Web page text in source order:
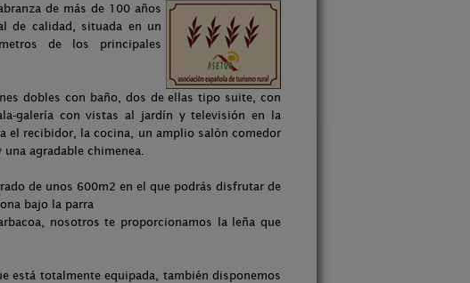
de más de 100 años
de calidad, situada en un
de los principales
dobles con baño, dos de ellas tipo suite, con
galería con vistas al jardín y televisión en la
el recibidor, la cocina, un amplio salón comedor
agradable chimenea.
de unos 600m2 en el que podrás disfrutar de
bajo la parra
nosotros te proporcionamos la leña que
está totalmente equipada, también disponemos